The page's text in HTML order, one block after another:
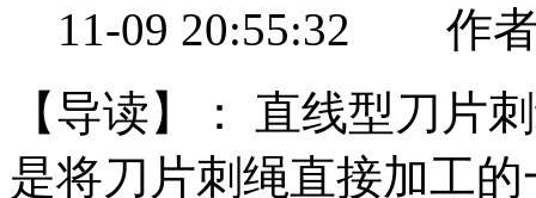
11-09 20:55:32 作
【导读】：
直线型刀片
是将刀片刺绳直接加工